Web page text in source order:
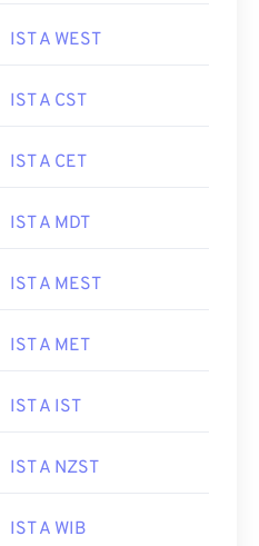
IST A WEST
IST A CST
IST A CET
IST A MDT
IST A MEST
IST A MET
IST A IST
IST A NZST
IST A WIB